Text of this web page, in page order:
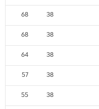
38
68
38
68
38
64
38
57
38
55